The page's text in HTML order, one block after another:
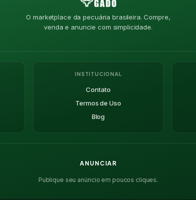
O marketplace da pecuária brasileira. Compre,
venda e anuncie com simplicidade.
INSTITUCIONAL
Contato
Termos de Uso
Blog
ANUNCIAR
Publique seu anúncio em poucos cliques.